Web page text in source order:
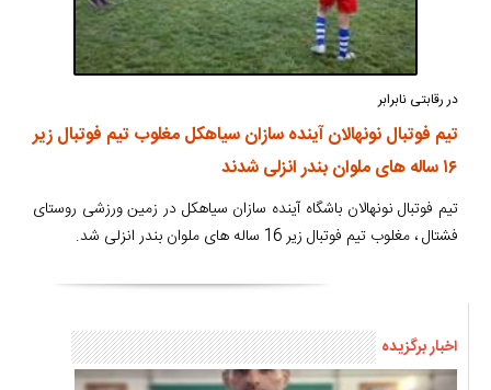
در رقابتی نابرابر
تیم فوتبال نونهالان آینده سازان سیاهکل مغلوب تیم فوتبال زیر
۱۶ ساله های ملوان بندر انزلی شدند
تیم فوتبال نونهالان باشگاه آینده سازان سیاهکل در زمین ورزشی روستای
فشتال ، مغلوب تیم فوتبال زیر 16 ساله های ملوان بندر انزلی شد.
اخبار برگزیده